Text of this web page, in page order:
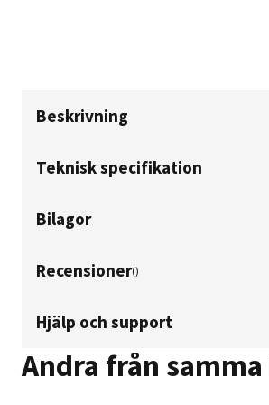
Beskrivning
Teknisk specifikation
Bilagor
Recensioner()
Hjälp och support
Andra från